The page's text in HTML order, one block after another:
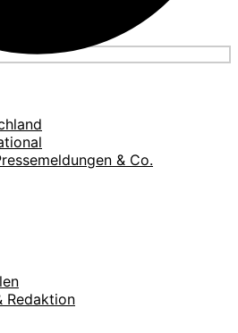
& Co.
Redaktion